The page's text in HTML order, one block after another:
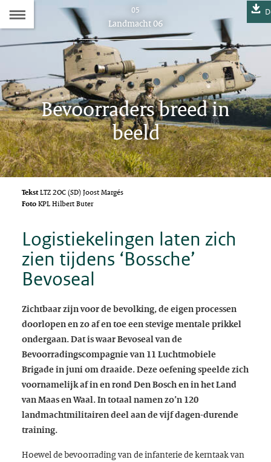
05
Dit
artikel
hoort
bij:
Landmacht 06
Bevoorraders breed in
beeld
TekstLTZ 2OC (SD) Joost Margés
FotoKPL Hilbert Buter
Logistiekelingen laten zich
zien tijdens ‘Bossche’
Bevoseal
Zichtbaar zijn voor de bevolking, de eigen processen
doorlopen en zo af en toe een stevige mentale prikkel
ondergaan. Dat is waar Bevoseal van de
Bevoorradingscompagnie van 11 Luchtmobiele
Brigade in juni om draaide. Deze oefening speelde zich
voornamelijk af in en rond Den Bosch en in het Land
van Maas en Waal. In totaal namen zo’n 120
landmachtmilitairen deel aan de vijf dagen-durende
training.
Hoewel de bevoorrading van de infanterie de kerntaak van
de
Inhoudsopgave